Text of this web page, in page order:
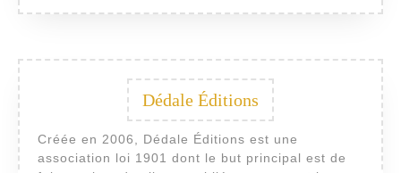
Dédale Éditions
Créée en 2006, Dédale Éditions est une
association loi 1901 dont le but principal est de